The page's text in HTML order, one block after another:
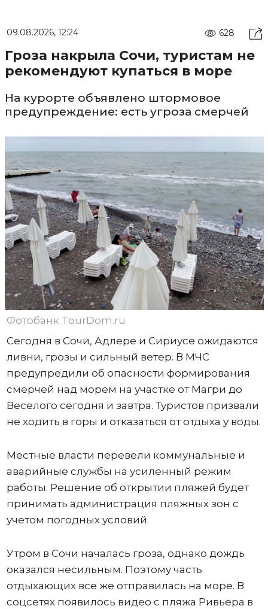
09.08.2026, 12:24 628
Гроза накрыла Сочи, туристам не
рекомендуют купаться в море
На курорте объявлено штормовое
предупреждение: есть угроза смерчей
Фотобанк TourDom.ru
Сегодня в Сочи, Адлере и Сириусе ожидаются
ливни, грозы и сильный ветер. В МЧС
предупредили об опасности формирования
смерчей над морем на участке от Магри до
Веселого сегодня и завтра. Туристов призвали
не ходить в горы и отказаться от отдыха у воды.
Местные власти перевели коммунальные и
аварийные службы на усиленный режим
работы. Решение об открытии пляжей будет
принимать администрация пляжных зон с
учетом погодных условий.
Утром в Сочи началась гроза, однако дождь
оказался несильным. Поэтому часть
отдыхающих все же отправилась на море. В
соцсетях появилось видео с пляжа Ривьера в